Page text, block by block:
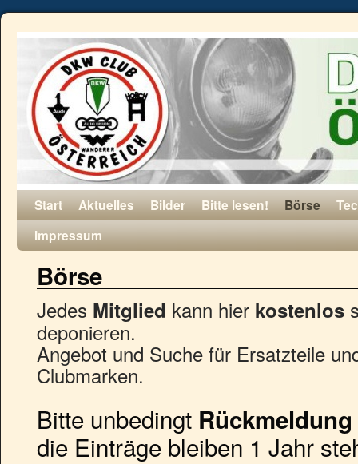
Start Aktuelles Bilder Bitte lesen! Börse
Impressum
Börse
Jedes Mitglied kann hier kostenlos
deponieren.
Angebot und Suche für Ersatzteile
Clubmarken.
Bitte unbedingt Rückmeldung
die Einträge bleiben 1 Jahr